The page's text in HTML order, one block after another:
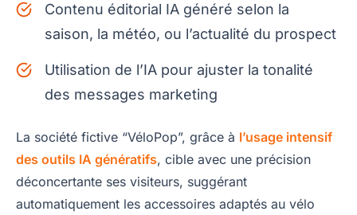
Contenu éditorial IA généré selon la
saison, la météo, ou l’actualité du prospect
Utilisation de l’IA pour ajuster la tonalité
des messages marketing
La société fictive “VéloPop”, grâce à l’usage intensif
des outils IA génératifs, cible avec une précision
déconcertante ses visiteurs, suggérant
automatiquement les accessoires adaptés au vélo